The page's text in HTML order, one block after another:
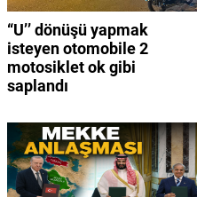
“U’’ dönüşü yapmak
isteyen otomobile 2
motosiklet ok gibi
saplandı